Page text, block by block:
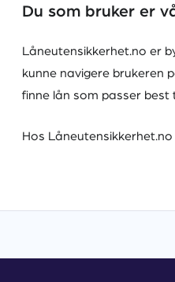
Du som bruker er
Låneutensikkerhet.no er
kunne navigere brukeren
finne lån som passer best
Hos